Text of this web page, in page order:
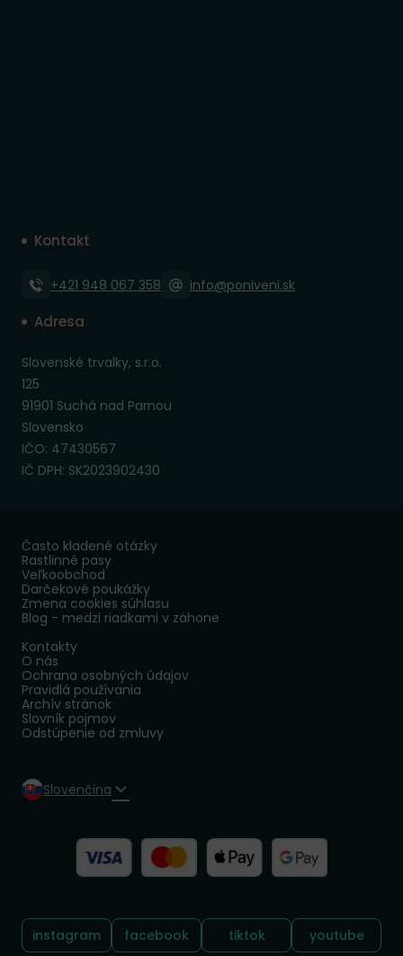
Kontakt
+421 948 067 358 info@poniveni.sk
Adresa
Slovenské trvalky, s.r.o.
125
91901 Suchá nad Parnou
Slovensko
IČO: 47430567
IČ DPH: SK2023902430
Často kladené otázky
Rastlinné pasy
Veľkoobchod
Darčekové poukážky
Zmena cookies súhlasu
Blog - medzi riadkami v záhone
Kontakty
O nás
Ochrana osobných údajov
Pravidlá používania
Archív stránok
Slovník pojmov
Odstúpenie od zmluvy
Slovenčina
Sledujte nás:
instagram facebook tiktok youtube